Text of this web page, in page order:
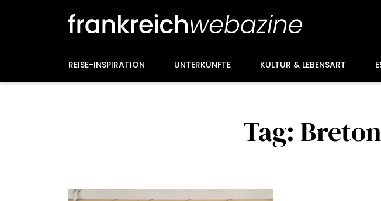
REISE-INSPIRATION UNTERKÜNFTE KULTUR & LEBENSART
Tag: